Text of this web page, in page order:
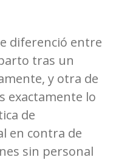
diferenció entre
tras un
y otra de
exactamente lo
de
en contra de
sin personal